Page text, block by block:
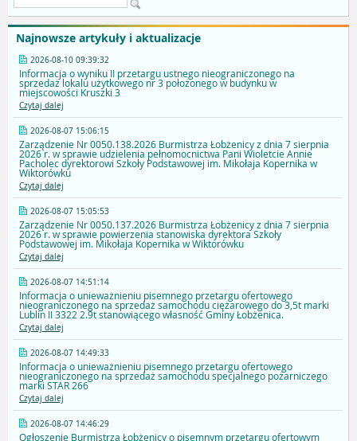
Najnowsze artykuły i aktualizacje
2026-08-10 09:39:32
Informacja o wyniku II przetargu ustnego nieograniczonego na
sprzedaż lokalu użytkowego nr 3 położonego w budynku w
miejscowości Kruszki 3
Czytaj dalej
2026-08-07 15:06:15
Zarządzenie Nr 0050.138.2026 Burmistrza Łobżenicy z dnia 7 sierpnia
2026 r. w sprawie udzielenia pełnomocnictwa Pani Wioletcie Annie
Pacholec dyrektorowi Szkoły Podstawowej im. Mikołaja Kopernika w
Wiktorówku
Czytaj dalej
2026-08-07 15:05:53
Zarządzenie Nr 0050.137.2026 Burmistrza Łobżenicy z dnia 7 sierpnia
2026 r. w sprawie powierzenia stanowiska dyrektora Szkoły
Podstawowej im. Mikołaja Kopernika w Wiktorówku
Czytaj dalej
2026-08-07 14:51:14
Informacja o unieważnieniu pisemnego przetargu ofertowego
nieograniczonego na sprzedaż samochodu ciężarowego do 3,5t marki
Lublin II 3322 2.9t stanowiącego własność Gminy Łobżenica.
Czytaj dalej
2026-08-07 14:49:33
Informacja o unieważnieniu pisemnego przetargu ofertowego
nieograniczonego na sprzedaż samochodu specjalnego pożarniczego
marki STAR 266
Czytaj dalej
2026-08-07 14:46:29
Ogłoszenie Burmistrza Łobżenicy o pisemnym przetargu ofertowym